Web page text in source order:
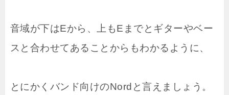
音域が下はEから、上もEまでとギターやベー
スと合わせてあることからもわかるように、
とにかくバンド向けのNordと言えましょう。